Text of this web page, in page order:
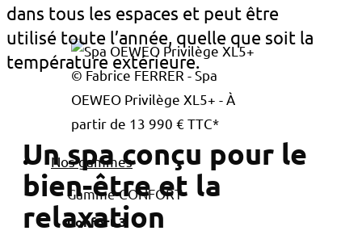
© Fabrice FERRER - Spa
OEWEO Privilège XL5+ - À
partir de 13 990 € TTC*
Nos gammes
Gamme CONFORT
Confort 3
dans tous les espaces et peut être
utilisé toute l’année, quelle que soit la
température extérieure.
Un spa conçu pour le
bien-être et la
relaxation